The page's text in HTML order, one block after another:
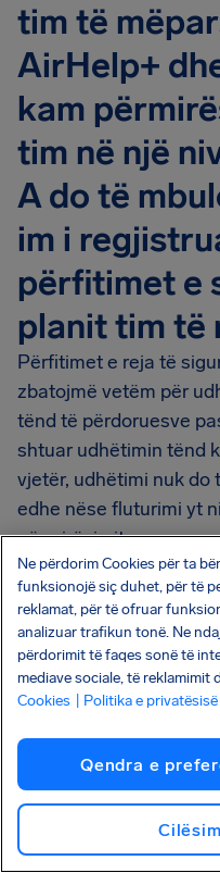
tim të
AirHelp+
kam
tim në një
A do të
im i
përfitimet e
planit tim të
Përfitimet e reja të
zbatojmë vetëm për
tënd të përdoruesve
shtuar udhëtimin tënd
vjetër, udhëtimi nuk do
edhe nëse fluturimi yt
përmirësimit.
Megjithatë, është e
tënd dhe ta shtosh
planin tënd, me kusht
orë para nisjes,dhe që
ndërprerë ende.
A mund t'i
mia në një
Ne përdorim Cookies për ta
funksionojë siç duhet, për të
reklamat, për të ofruar
analizuar trafikun tonë. Ne
përdorimit të faqes sonë të
mediave sociale, të reklamimit
Cookies
| Politika e privatësisë
Qendra e